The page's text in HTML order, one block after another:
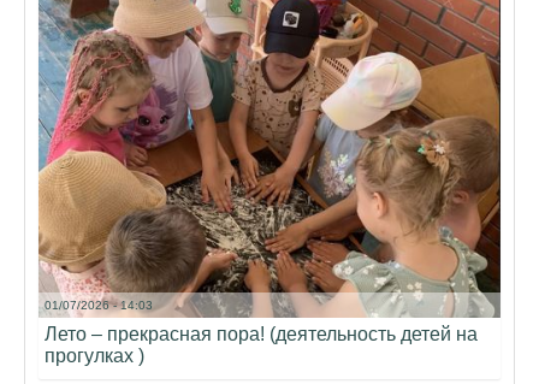
01/07/2026 - 14:03
Лето – прекрасная пора! (деятельность детей на
прогулках )